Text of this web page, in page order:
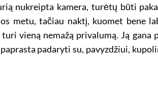
nukreipta kamera, turėtų būti
metu, tačiau naktį, kuomet bene
vieną nemažą privalumą. Ją
padaryti su, pavyzdžiui,